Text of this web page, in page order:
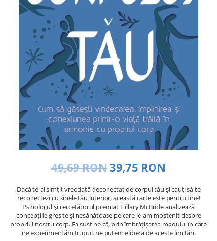
Seria Montauk
Seria Chico Xavier
Seria Helena Blavatsky
Oracole
Sănătate
Umor
Ficțiune
Viata după moarte
Non-dualitate
Vindecare
Povestiri
Relații de cuplu
Erotism
49,69 RON 39,75 RON
Dacă te-ai simțit vreodată deconectat de corpul tău și cauți să te
reconectezi cu sinele tău interior, această carte este pentru tine!
Psihologul și cercetătorul premiat Hillary McBride analizează
concepțiile greșite și nesănătoase pe care le-am moștenit despre
propriul nostru corp. Ea susține că, prin îmbrățișarea modului în care
ne experimentăm trupul, ne putem elibera de aceste limitări.